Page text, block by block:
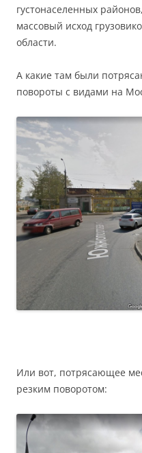
густонаселенных
массовый исход
области.
А какие там были
повороты с видами на
Или вот, потрясающее
резким поворотом: